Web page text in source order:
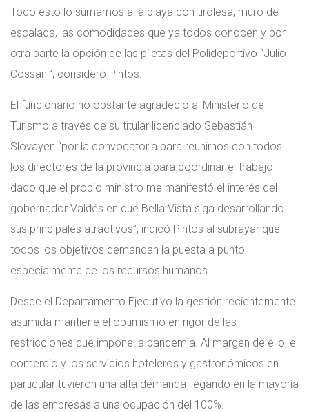
Todo esto lo sumamos a la playa con tirolesa, muro de
escalada, las comodidades que ya todos conocen y por
otra parte la opción de las piletas del Polideportivo “Julio
Cossani”, consideró Pintos.
El funcionario no obstante agradeció al Ministerio de
Turismo a través de su titular licenciado Sebastián
Slovayen “por la convocatoria para reunirnos con todos
los directores de la provincia para coordinar el trabajo
dado que el propio ministro me manifestó el interés del
gobernador Valdés en que Bella Vista siga desarrollando
sus principales atractivos”, indicó Pintos al subrayar que
todos los objetivos demandan la puesta a punto
especialmente de los recursos humanos.
Desde el Departamento Ejecutivo la gestión recientemente
asumida mantiene el optimismo en rigor de las
restricciones que impone la pandemia. Al margen de ello, el
comercio y los servicios hoteleros y gastronómicos en
particular tuvieron una alta demanda llegando en la mayoría
de las empresas a una ocupación del 100%.